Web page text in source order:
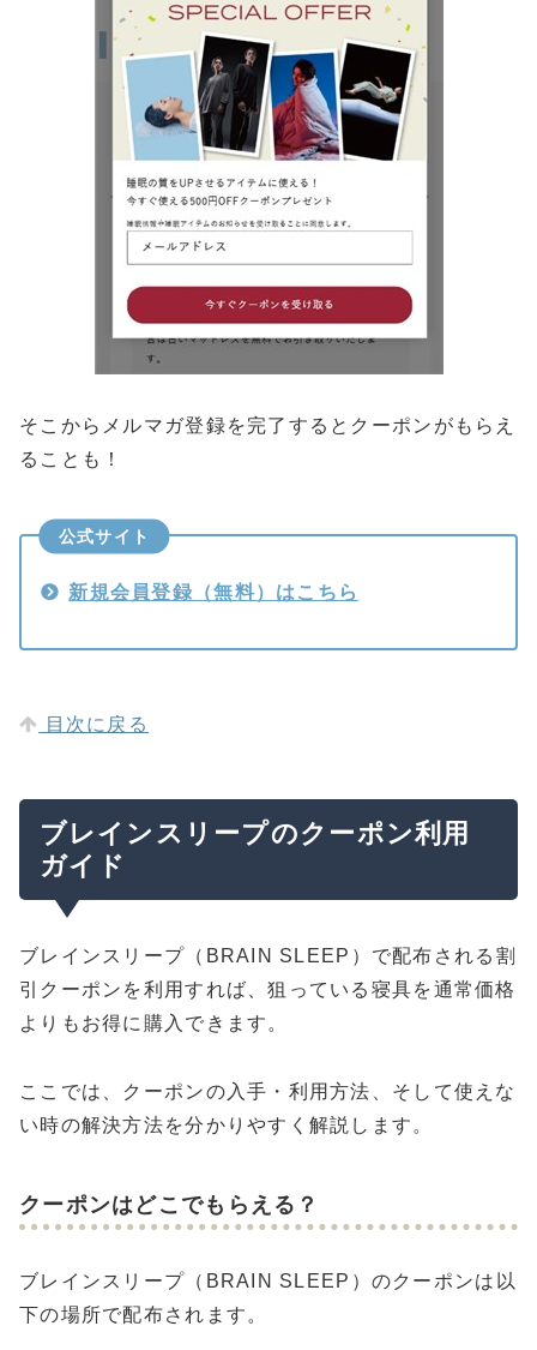
そこからメルマガ登録を完了するとクーポンがもらえ
ることも！
公式サイト
新規会員登録（無料）はこちら
目次に戻る
ブレインスリープのクーポン利用
ガイド
ブレインスリープ（BRAIN SLEEP）で配布される割
引クーポンを利用すれば、狙っている寝具を通常価格
よりもお得に購入できます。
ここでは、クーポンの入手・利用方法、そして使えな
い時の解決方法を分かりやすく解説します。
クーポンはどこでもらえる？
ブレインスリープ（BRAIN SLEEP）のクーポンは以
下の場所で配布されます。